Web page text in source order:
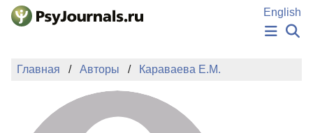
Перейти к основному содержанию
English
НОВОСТИ
АВТОРЫ
ПОДАТЬ РУКОПИСЬ
БАЗА ЗНАНИЙ
Главная Авторы Караваева Е.М.